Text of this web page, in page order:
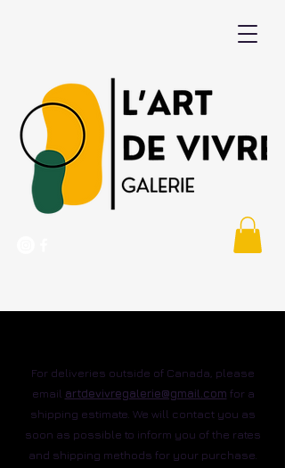
For deliveries outside of Canada, please
email artdevivregalerie@gmail.com for a
shipping estimate. We will contact you as
soon as possible to inform you of the rates
and shipping methods for your purchase.